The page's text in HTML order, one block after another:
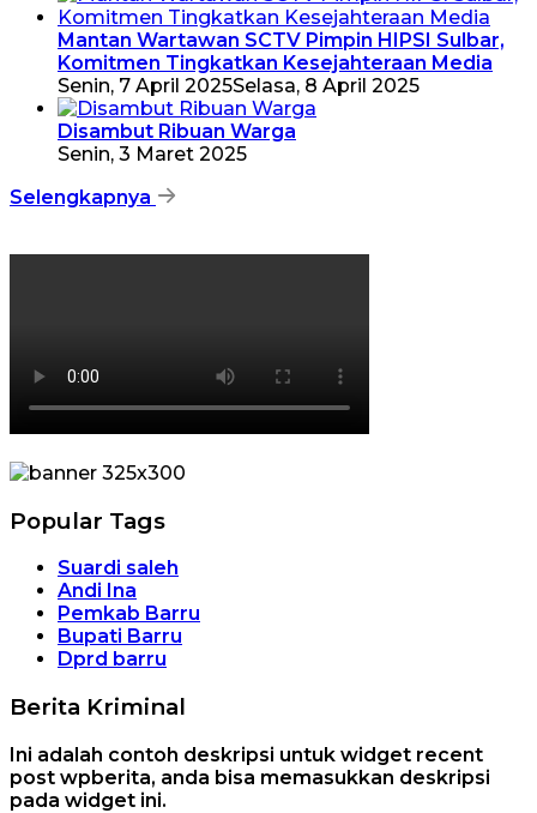
Mantan Wartawan SCTV Pimpin HIPSI Sulbar,
Komitmen Tingkatkan Kesejahteraan Media
Senin, 7 April 2025Selasa, 8 April 2025
Disambut Ribuan Warga
Senin, 3 Maret 2025
Selengkapnya
Popular Tags
Suardi saleh
Andi Ina
Pemkab Barru
Bupati Barru
Dprd barru
Berita Kriminal
Ini adalah contoh deskripsi untuk widget recent
post wpberita, anda bisa memasukkan deskripsi
pada widget ini.